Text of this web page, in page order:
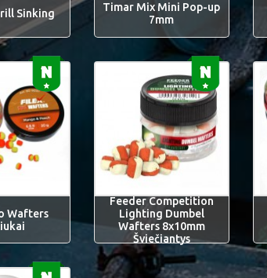
Sinking
Timar Mix Mini Pop-up
7mm
Wafters
Feeder Competition
Lighting Dumbel
Wafters 8x10mm
Šviečiantys